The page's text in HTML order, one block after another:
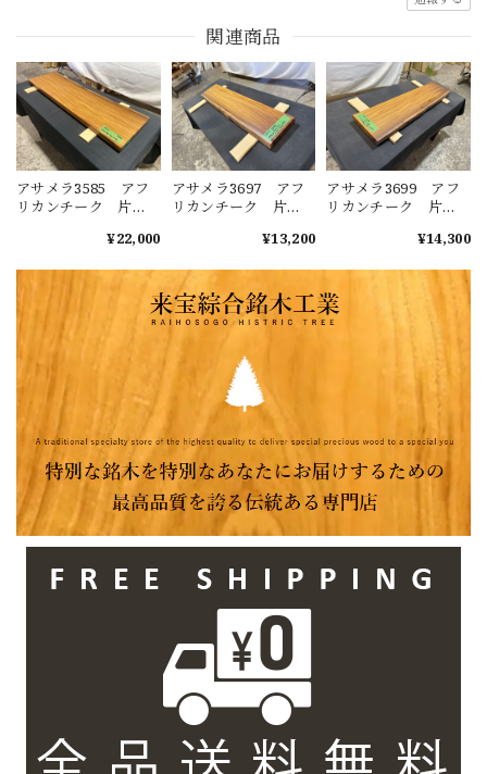
関連商品
アサメラ3585 アフ
リカンチーク 片
1160x330-320x35 カ
ビ台 テーブル ロ
ーテーブル チーク
¥22,000
アサメラ3697 アフ
リカンチーク 片
990x210-220x40mm
レビ台 テーブル
ローテーブル チー
ク
¥13,200
アサメラ3699 アフ
リカンチーク 片
テーブル ローテー
ブル チーク
¥14,300